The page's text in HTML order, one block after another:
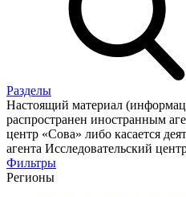
Разделы
Настоящий материал
распространен иностранным
центр «Сова» либо касается
агента Исследовательский
Фильтры
Регионы